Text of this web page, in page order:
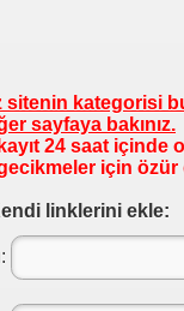
sitenin kategorisi
sayfaya bakınız.
kayıt 24 saat içinde
için özür
linklerini ekle: